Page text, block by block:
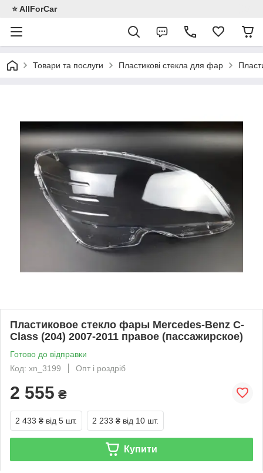
⭐️ AllForCar
Товари та послуги Пластикові стекла для фар
Пластиковое стекло фары Mercedes-Benz C-
Class (204) 2007-2011 правое (пассажирское)
Готово до відправки
Код: xn_3199
Опт і роздріб
2 555 ₴
2 433 ₴ від 5 шт. 2 233 ₴ від 10 шт.
Купити